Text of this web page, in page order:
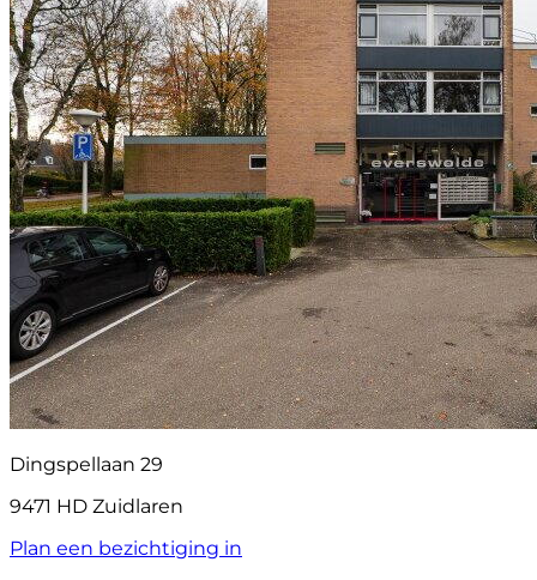
Dingspellaan 29
9471 HD Zuidlaren
Plan een bezichtiging in